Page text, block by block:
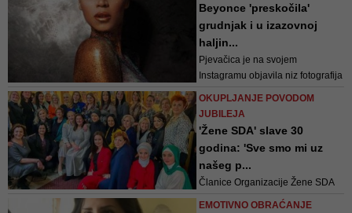
Beyonce 'preskočila'
grudnjak i u izazovnoj
haljin...
Pjevačica je na svojem
Instagramu objavila niz fotografija
prozirnoj zlatnoj haljini, ispod koje
prekrila tek s komadićima ljepljive
trake
OKUPLJANJE POVODOM
JUBILEJA
'Žene SDA' slave 30
godina: 'Sve smo mi uz
našeg p...
Članice Organizacije Žene SDA
BiH danas svojim angažmanom
EMOTIVNO OBRAĆANJE